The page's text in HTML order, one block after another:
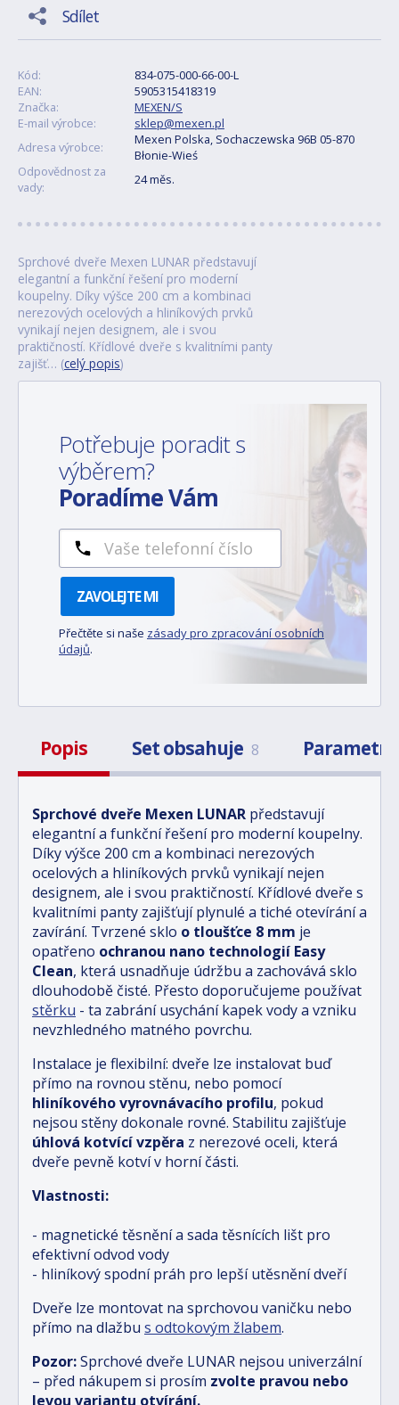
Sdílet
Kód:
834-075-000-66-00-L
EAN:
5905315418319
Značka:
MEXEN/S
E-mail výrobce:
sklep@mexen.pl
Adresa výrobce:
Mexen Polska, Sochaczewska 96B 05-870
Błonie-Wieś
Odpovědnost za
vady:
24 měs.
Sprchové dveře Mexen LUNAR představují
elegantní a funkční řešení pro moderní
koupelny. Díky výšce 200 cm a kombinaci
nerezových ocelových a hliníkových prvků
vynikají nejen designem, ale i svou
praktičností. Křídlové dveře s kvalitními panty
zajišť… (celý popis)
Potřebuje poradit s
výběrem?
Poradíme Vám
ZAVOLEJTE MI
Přečtěte si naše zásady pro zpracování osobních
údajů.
Popis Set obsahuje 8 Parametry
Sprchové dveře Mexen LUNAR představují
elegantní a funkční řešení pro moderní koupelny.
Díky výšce 200 cm a kombinaci nerezových
ocelových a hliníkových prvků vynikají nejen
designem, ale i svou praktičností. Křídlové dveře s
kvalitními panty zajišťují plynulé a tiché otevírání a
zavírání. Tvrzené sklo o tloušťce 8 mm je
opatřeno ochranou nano technologií Easy
Clean, která usnadňuje údržbu a zachovává sklo
dlouhodobě čisté. Přesto doporučujeme používat
stěrku - ta zabrání usychání kapek vody a vzniku
nevzhledného matného povrchu.
Instalace je flexibilní: dveře lze instalovat buď
přímo na rovnou stěnu, nebo pomocí
hliníkového vyrovnávacího profilu, pokud
nejsou stěny dokonale rovné. Stabilitu zajišťuje
úhlová kotvící vzpěra z nerezové oceli, která
dveře pevně kotví v horní části.
Vlastnosti:
- magnetické těsnění a sada těsnících lišt pro
efektivní odvod vody
- hliníkový spodní práh pro lepší utěsnění dveří
Dveře lze montovat na sprchovou vaničku nebo
přímo na dlažbu s odtokovým žlabem.
Pozor:Sprchové dveře LUNAR nejsou univerzální
– před nákupem si prosím zvolte pravou nebo
levou variantu otvírání.